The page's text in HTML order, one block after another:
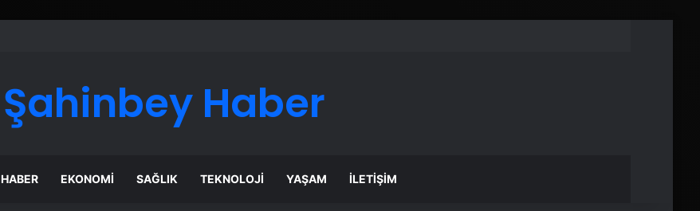
Şahinbey Haber
HABER EKONOMI SAĞLIK TEKNOLOJI YAŞAM İLETIŞIM